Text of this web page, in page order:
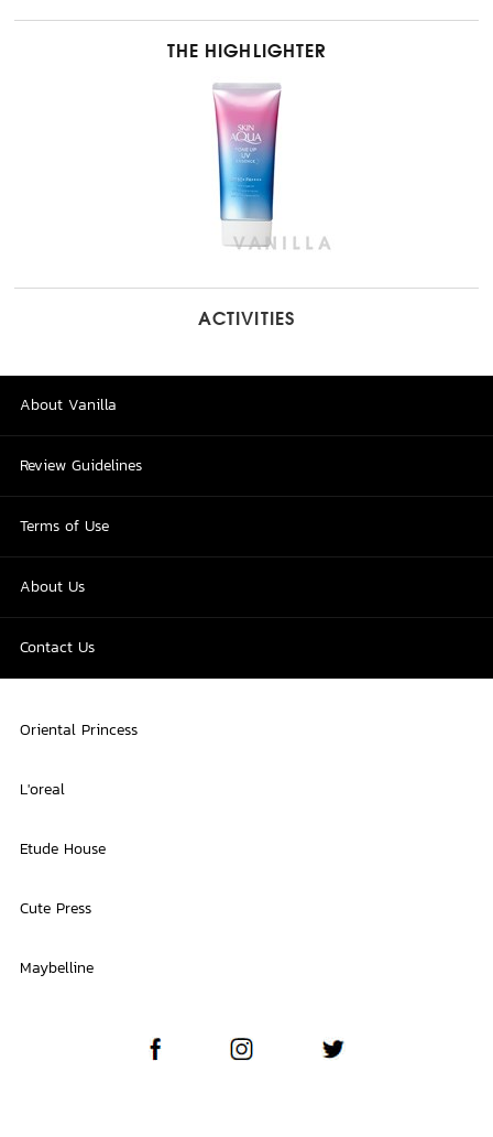
THE HIGHLIGHTER
ACTIVITIES
About Vanilla
Review Guidelines
Terms of Use
About Us
Contact Us
Oriental Princess
L'oreal
Etude House
Cute Press
Maybelline